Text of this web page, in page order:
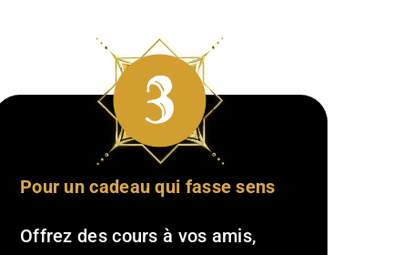
Pour un cadeau qui fasse sens
Offrez des cours à vos amis,